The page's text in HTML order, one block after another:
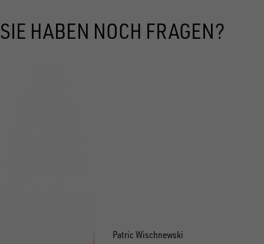
SIE HABEN NOCH FRAGEN?
Patric Wischnewski